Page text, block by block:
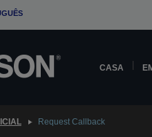
CASA
Request Callback